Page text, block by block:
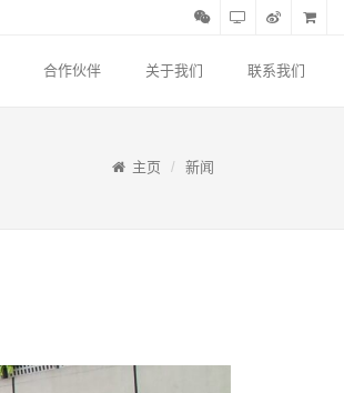
合作伙伴 关于我们 联系我们
主页 新闻